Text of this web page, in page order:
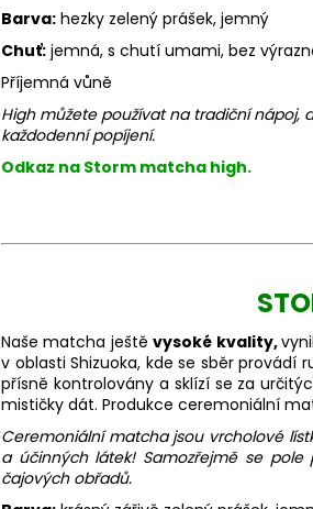
Barva: hezky zelený prášek, jemný
Chuť: jemná, s chutí umami, bez
Příjemná vůně
High můžete používat na tradiční nápoj,
každodenní popíjení.
Odkaz na Storm matcha high.
Naše matcha ještěvysoké kvality,
v oblasti Shizuoka, kde se sběr provádí
přísně kontrolovány a sklízí se za
mističky dát. Produkce ceremoniální
Ceremoniální matcha jsou vrcholové
a účinných látek! Samozřejmě se
čajových obřadů.